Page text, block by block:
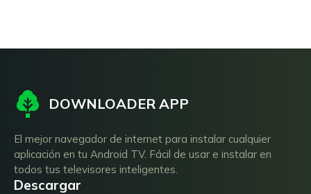
DOWNLOADER APP
El mejor navegador de internet para instalar cualquier
aplicación en tu Android TV. Fácil de usar e instalar en
todos tus televisores inteligentes.
Descargar